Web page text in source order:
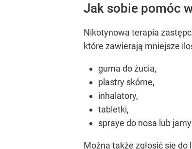
Jak sobie pomóc
Nikotynowa terapia
które zawierają mniejsze
guma do żucia,
plastry skórne,
inhalatory,
tabletki,
spraye do nosa lub
Można także zgłosić się